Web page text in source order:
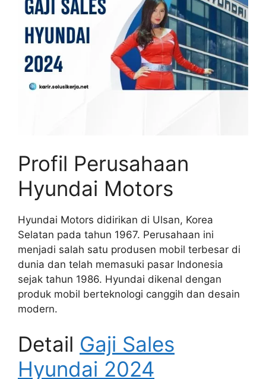
Profil Perusahaan
Hyundai Motors
Hyundai Motors didirikan di Ulsan, Korea
Selatan pada tahun 1967. Perusahaan ini
menjadi salah satu produsen mobil terbesar di
dunia dan telah memasuki pasar Indonesia
sejak tahun 1986. Hyundai dikenal dengan
produk mobil berteknologi canggih dan desain
modern.
Detail Gaji Sales
Hyundai 2024